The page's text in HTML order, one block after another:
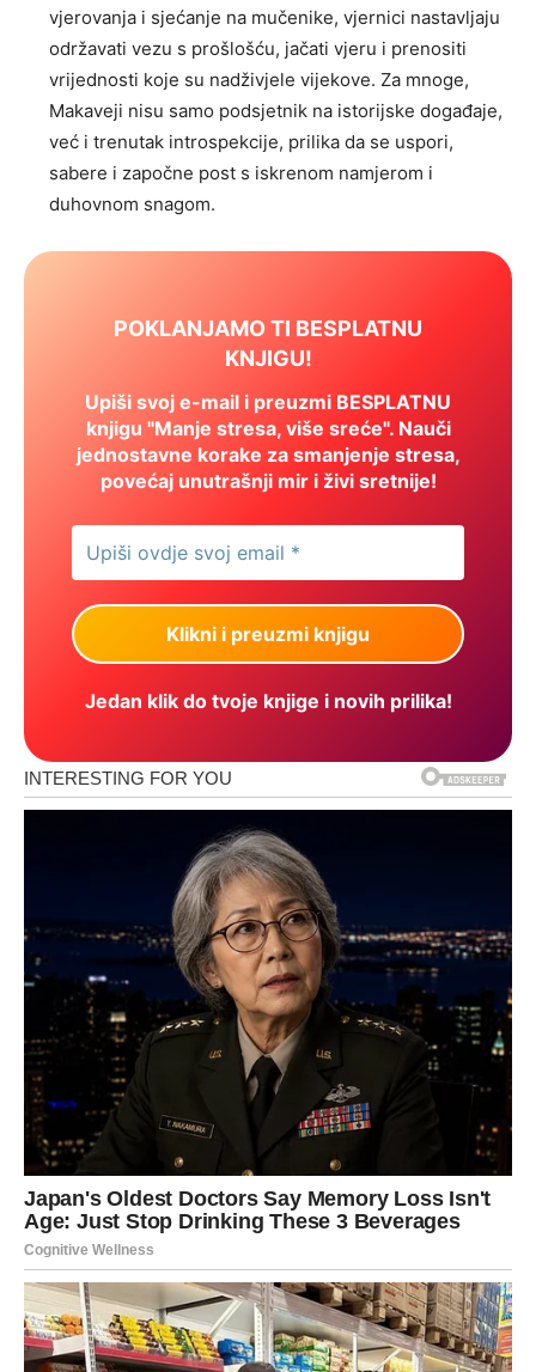
vjerovanja i sjećanje na mučenike, vjernici nastavljaju
održavati vezu s prošlošću, jačati vjeru i prenositi
vrijednosti koje su nadživjele vijekove. Za mnoge,
Makaveji nisu samo podsjetnik na istorijske događaje,
već i trenutak introspekcije, prilika da se uspori,
sabere i započne post s iskrenom namjerom i
duhovnom snagom.
POKLANJAMO TI BESPLATNU
KNJIGU!
Upiši svoj e-mail i preuzmi BESPLATNU
knjigu "Manje stresa, više sreće". Nauči
jednostavne korake za smanjenje stresa,
povećaj unutrašnji mir i živi sretnije!
Jedan klik do tvoje knjige i novih prilika!